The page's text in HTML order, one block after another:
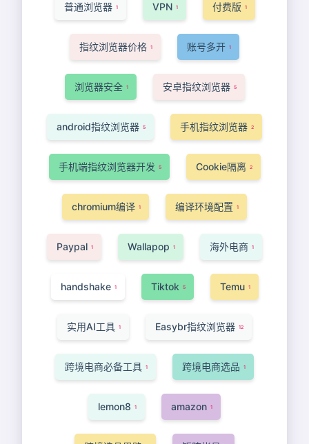
普通浏览器 1 VPN 1 付费版 1
指纹浏览器价格 1 账号多开 1
浏览器安全 1 安卓指纹浏览器 5
android指纹浏览器 5 手机指纹浏览器 2
手机端指纹浏览器开发 5 Cookie隔离 2
chromium编译 1 编译环境配置 1
Paypal 1 Wallapop 1 海外电商 1
handshake 1 Tiktok 5 Temu 1
实用AI工具 1 Easybr指纹浏览器 12
跨境电商必备工具 1 跨境电商选品 1
lemon8 1 amazon 1